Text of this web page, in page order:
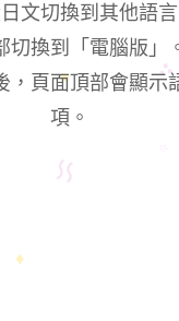
文切換到其他語
切換到「電腦版」
，頁面頂部會顯示
項。